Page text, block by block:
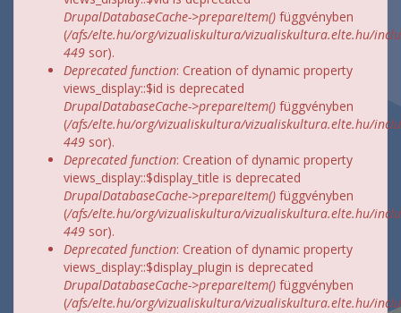
DrupalDatabaseCache->prepareItem() függvényben
(/afs/elte.hu/org/vizualiskultura/vizualiskultura.elte.hu/
449 sor).
Deprecated function: Creation of dynamic property
views_display::$id is deprecated
DrupalDatabaseCache->prepareItem() függvényben
(/afs/elte.hu/org/vizualiskultura/vizualiskultura.elte.hu/
449 sor).
Deprecated function: Creation of dynamic property
views_display::$display_title is deprecated
DrupalDatabaseCache->prepareItem() függvényben
(/afs/elte.hu/org/vizualiskultura/vizualiskultura.elte.hu/
449 sor).
Deprecated function: Creation of dynamic property
views_display::$display_plugin is deprecated
DrupalDatabaseCache->prepareItem() függvényben
(/afs/elte.hu/org/vizualiskultura/vizualiskultura.elte.hu/